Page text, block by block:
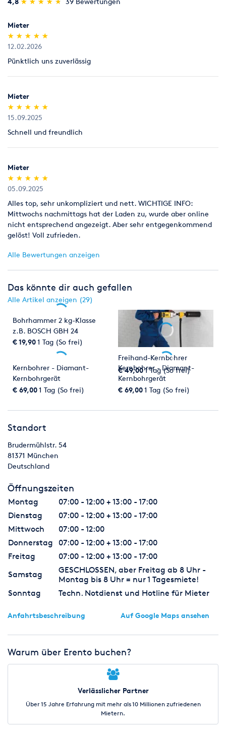
Rücknahme von Verbrauchsmaterial
das nicht benutzt worden ist, nehmen wir innerhalb von 7
Tagen zum Verkaufspreis zurück, Parkettlacke jedoch nur
ungeöffnet (kein Anbruch).
Legitimation
Als Neukunde bitten wir Sie einen gültigen amtlichen
(Personalausweis).
Mieter
(*)
★
★
(*) ★
★
(*) ★
★
(*) ★
★
(*) ★
★
12.02.2026
Pünktlich uns zuverlässig
Mieter
(*)
★
★
(*) ★
★
(*) ★
★
(*) ★
★
(*) ★
★
15.09.2025
Schnell und freundlich
Mieter
(*)
★
★
(*) ★
★
(*) ★
★
(*) ★
★
(*) ★
★
05.09.2025
Alles top, sehr unkompliziert und nett. WICHTIGE INFO:
Mittwochs nachmittags hat der Laden zu, wurde aber online
nicht entsprechend angezeigt. Aber sehr entgegenkommend
gelöst! Voll zufrieden.
Alle Bewertungen anzeigen
Das könnte dir auch gefallen
Alle Artikel anzeigen (29)
Bohrhammer 2 kg-Klasse
z.B. BOSCH GBH 24
€ 19,901 Tag (So frei)
Freihand-Kernbohrer
€ 49,001 Tag (So frei)
Kernbohrer - Diamant-
Kernbohrgerät
€ 69,001 Tag (So frei)
Kernbohrer - Diamant-
Kernbohrgerät
€ 69,001 Tag (So frei)
Standort
Brudermühlstr. 54
81371 München
Deutschland
Öffnungszeiten
Montag
07:00 - 12:00 + 13:00 - 17:00
Dienstag
07:00 - 12:00 + 13:00 - 17:00
Mittwoch
07:00 - 12:00
Donnerstag
07:00 - 12:00 + 13:00 - 17:00
Freitag
07:00 - 12:00 + 13:00 - 17:00
Samstag
GESCHLOSSEN, aber Freitag ab 8 Uhr -
Montag bis 8 Uhr = nur 1 Tagesmiete!
Sonntag
Techn. Notdienst und Hotline für Mieter
Anfahrtsbeschreibung Auf Google Maps ansehen
Warum über Erento buchen?
Verlässlicher Partner
Über 15 Jahre Erfahrung mit mehr als 10 Millionen zufriedenen
Mietern.